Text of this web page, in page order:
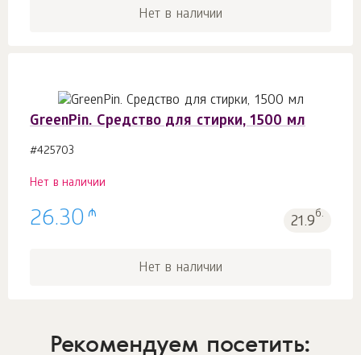
Нет в наличии
GreenPin. Cредство для стирки, 1500 мл
#425703
Нет в наличии
26.30 ₼ 21.9б.
Нет в наличии
Рекомендуем посетить: